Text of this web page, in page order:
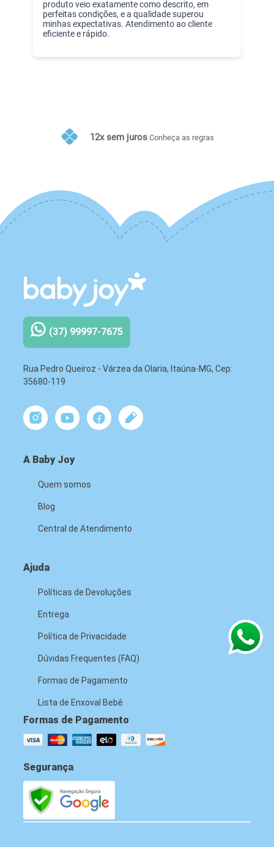
produto veio exatamente como descrito, em
perfeitas condições, e a qualidade superou
minhas expectativas. Atendimento ao cliente
eficiente e rápido.
10% de desconto no PIX
(37) 99997-7675
Rua Pedro Queiroz - Várzea da Olaria, Itaúna-MG, Cep:
35680-119
A Baby Joy
Quem somos
Blog
Central de Atendimento
Ajuda
Políticas de Devoluções
Entrega
Política de Privacidade
Dúvidas Frequentes (FAQ)
Formas de Pagamento
Lista de Enxoval Bebê
Formas de Pagamento
Segurança